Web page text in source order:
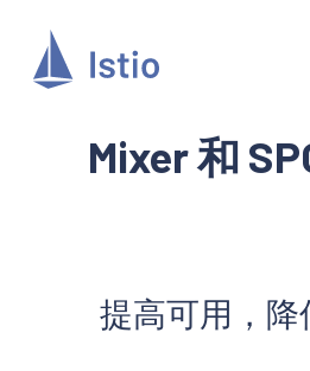
Mixer 和
提高可用，降